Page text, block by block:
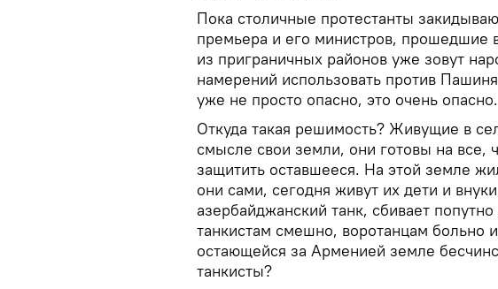
Пока столичные протестанты
премьера и его министров, прошедшие
из приграничных районов уже зовут
намерений использовать против
уже не просто опасно, это очень опасно.
Откуда такая решимость? Живущие в
смысле свои земли, они готовы на все,
защитить оставшееся. На этой земле
они сами, сегодня живут их дети и
азербайджанский танк, сбивает
танкистам смешно, воротанцам больно
остающейся за Арменией земле
танкисты?